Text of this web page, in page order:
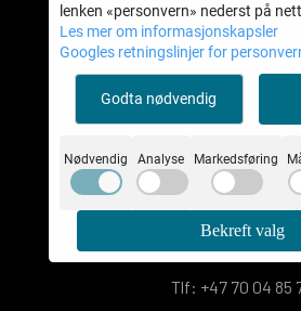
Om oss
Rufo AS
Torvmyrane 13
6160
Org. nr.
Tlf: +47 70 04 85
lenken «personvern» nederst på
Les mer om informasjonskapsler
Googles retningslinjer for
Godta nødvendig
Nødvendig Analyse Markedsføring
Bekreft valg